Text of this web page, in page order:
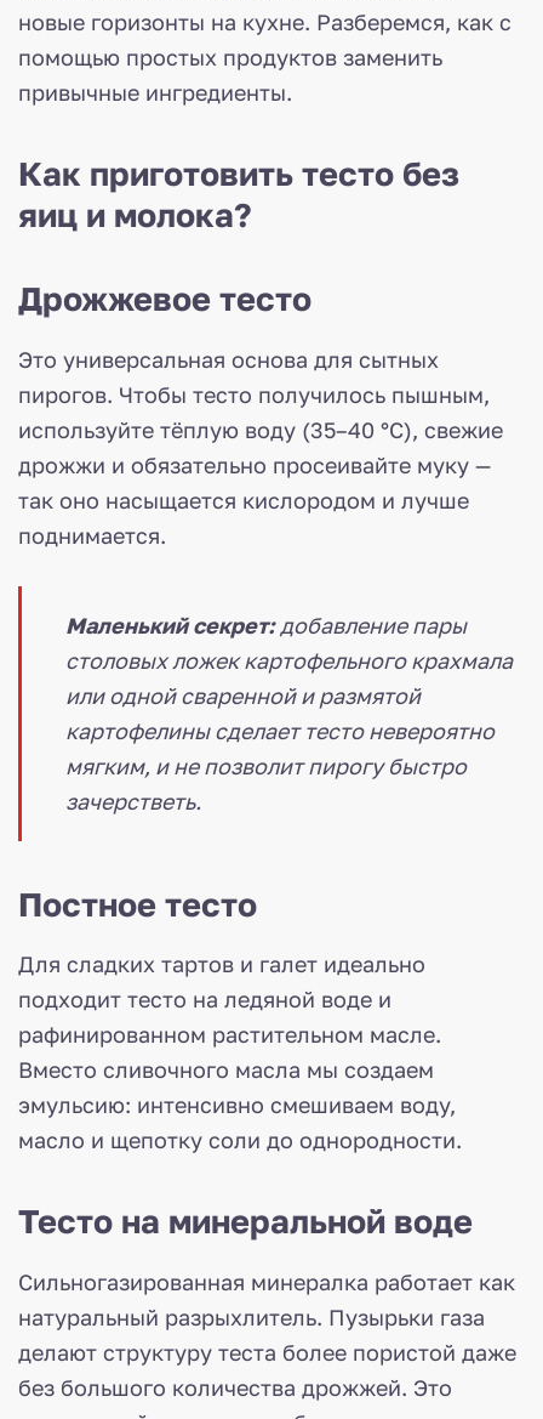
новые горизонты на кухне. Разберемся, как с
помощью простых продуктов заменить
привычные ингредиенты.
Как приготовить тесто без
яиц и молока?
Дрожжевое тесто
Это универсальная основа для сытных
пирогов. Чтобы тесто получилось пышным,
используйте тёплую воду (35–40 °C), свежие
дрожжи и обязательно просеивайте муку —
так оно насыщается кислородом и лучше
поднимается.
Маленький секрет:добавление пары
столовых ложек картофельного крахмала
или одной сваренной и размятой
картофелины сделает тесто невероятно
мягким, и не позволит пирогу быстро
зачерстветь.
Постное тесто
Для сладких тартов и галет идеально
подходит тесто на ледяной воде и
рафинированном растительном масле.
Вместо сливочного масла мы создаем
эмульсию: интенсивно смешиваем воду,
масло и щепотку соли до однородности.
Тесто на минеральной воде
Сильногазированная минералка работает как
натуральный разрыхлитель. Пузырьки газа
делают структуру теста более пористой даже
без большого количества дрожжей. Это